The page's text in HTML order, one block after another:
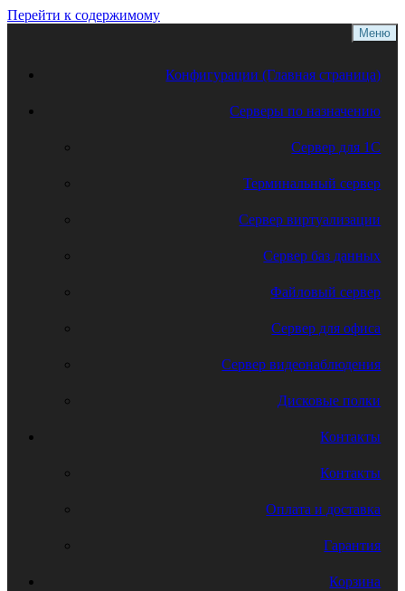
Перейти к содержимому
Меню
Конфигурации (Главная страница)
Серверы по назначению
Сервер для 1С
Терминальный сервер
Сервер виртуализации
Сервер баз данных
Файловый сервер
Сервер для офиса
Сервер видеонаблюдения
Дисковые полки
Контакты
Контакты
Оплата и доставка
Гарантия
Корзина